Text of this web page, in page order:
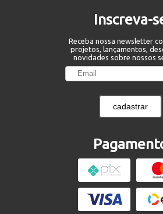
Inscreva-
Receba nossa newsletter
projetos, lançamentos,
novidades sobre nossos
cadastrar